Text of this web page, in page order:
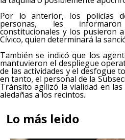
Por lo anterior, los policías
personas, les
constitucionales y los pusieron
Cívico, quien determinará la
También se indicó que los
mantuvieron el despliegue
de las actividades y el desfogue
en tanto, el personal de la
Tránsito agilizó la vialidad en
aledañas a los recintos.
Lo más leido